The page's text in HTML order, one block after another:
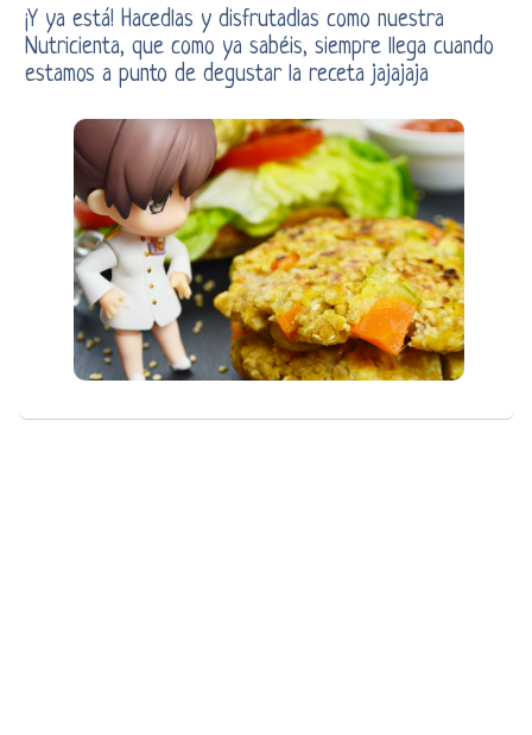
¡Y ya está! Hacedlas y disfrutadlas como nuestra
Nutricienta, que como ya sabéis, siempre llega cuando
estamos a punto de degustar la receta jajajaja